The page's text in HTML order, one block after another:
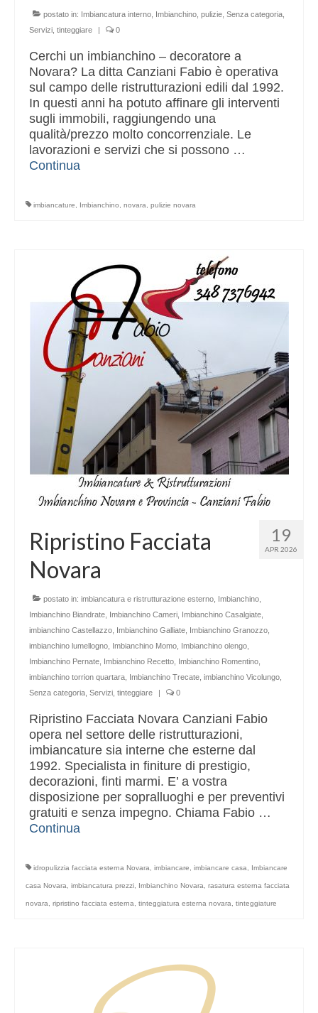
postato in: Imbiancatura interno, Imbianchino, pulizie, Senza categoria,
Servizi, tinteggiare 0
Cerchi un imbianchino – decoratore a
Novara? La ditta Canziani Fabio è operativa
sul campo delle ristrutturazioni edili dal 1992.
In questi anni ha potuto affinare gli interventi
sugli immobili, raggiungendo una
qualità/prezzo molto concorrenziale. Le
lavorazioni e servizi che si possono …
Continua
imbiancature, Imbianchino, novara, pulizie novara
19
APR 2026
Ripristino Facciata
Novara
postato in: imbiancatura e ristrutturazione esterno, Imbianchino,
Imbianchino Biandrate, Imbianchino Cameri, Imbianchino Casalgiate,
imbianchino Castellazzo, Imbianchino Galliate, Imbianchino Granozzo,
imbianchino lumellogno, Imbianchino Momo, Imbianchino olengo,
Imbianchino Pernate, Imbianchino Recetto, Imbianchino Romentino,
imbianchino torrion quartara, Imbianchino Trecate, imbianchino Vicolungo,
Senza categoria, Servizi, tinteggiare 0
Ripristino Facciata Novara Canziani Fabio
opera nel settore delle ristrutturazioni,
imbiancature sia interne che esterne dal
1992. Specialista in finiture di prestigio,
decorazioni, finti marmi. E’ a vostra
disposizione per sopralluoghi e per preventivi
gratuiti e senza impegno. Chiama Fabio …
Continua
idropulizzia facciata esterna Novara, imbiancare, imbiancare casa, Imbiancare
casa Novara, imbiancatura prezzi, Imbianchino Novara, rasatura esterna facciata
novara, ripristino facciata esterna, tinteggiatura esterna novara, tinteggiature